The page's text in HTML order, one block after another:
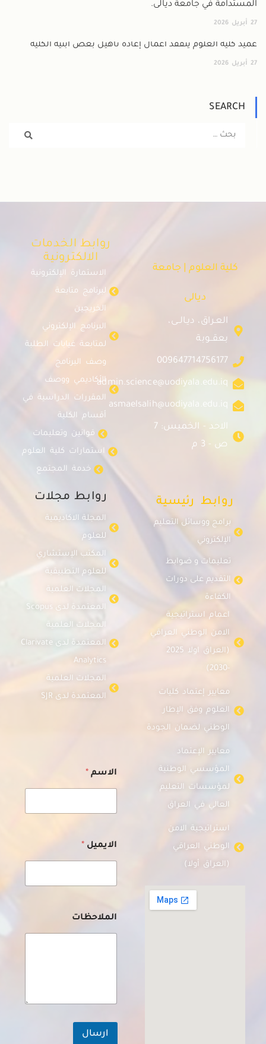
المستدامة في جامعة ديالى.
27 أبريل 2026
عميد كلية العلوم يتفقد أعمال إعادة تأهيل بعض أبنية الكلية
27 أبريل 2026
SEARCH
كلية العلوم | جامعة
ديالى
العـراق، ديـالــى،
بعقــوبة
009647714756177
admin.science@uodiyala.edu.iq
asmaelsalih@uodiyala.edu.iq
الاحد - الخميس: 7
ص - 3 م
روابط رئيسية
برامج ووسائل التعليم
الإلكتروني
تعليمات و ضوابط
التقديم على دورات
الكفاءة
اعمام استراتيجية
الامن الوطني العراقي
(العراق اولا 2025
-2030)
معايير إعتماد كليات
العلوم وفق الإطار
الوطني لضمان الجودة
معايير الإعتماد
المؤسسي الوطنية
لمؤسسات التعليم
العالي في العراق
استراتيجية الامن
الوطني العراقي
(العراق أولا)
روابط الخدمات
الالكترونية
الاستمارة الإلكترونية
لبرنامج متابعة
الخريجين
البرنامج الإلكتروني
لمتابعة غيابات الطلبة
وصف البرنامج
الأكاديمي ووصف
المقررات الدراسية في
أقسام الكلية
قوانين وتعليمات
استمارات كلية العلوم
خدمة المجتمع
روابط مجلات
المجلة الاكاديمية
للعلوم
المكتب الإستشاري
للعلوم التطبيقية
المجلات العلمية
المعتمدة لدى Scopus
المجلات العلمية
المعتمدة لدى Clarivate
Analytics
المجلات العلمية
المعتمدة لدى SJR
ل
ا
م
ظ
ا
ل
الاسم *
الايميل *
الملاحظات
ارسال